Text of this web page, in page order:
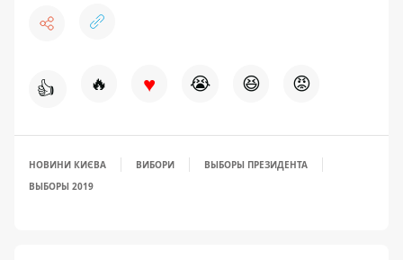
👍 🔥 ♥ 😭 😆 😡
НОВИНИ КИЄВА ВИБОРИ
ВЫБОРЫ ПРЕЗИДЕНТА
ВЫБОРЫ 2019